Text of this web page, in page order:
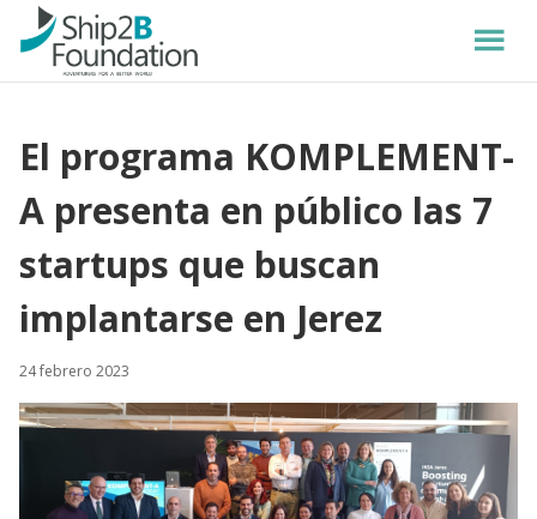
El programa KOMPLEMENT-
A presenta en público las 7
startups que buscan
implantarse en Jerez
24 febrero 2023